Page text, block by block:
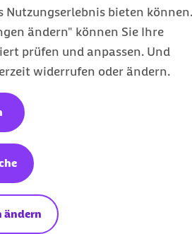
Nutzungserlebnis bieten können.
ändern" können Sie Ihre
prüfen und anpassen. Und
widerrufen oder ändern.
ändern
Bei geringfügig
Minijob-Zentrale die
zum Zwecke der
nach dem
ebenfalls bei den
abrufen.
während einer
übermittelt
seit dem 1.4.2024 die
ihrem
die Arbeitsunfähigkeit